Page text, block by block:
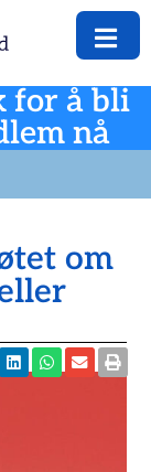
for å bli
nå
om